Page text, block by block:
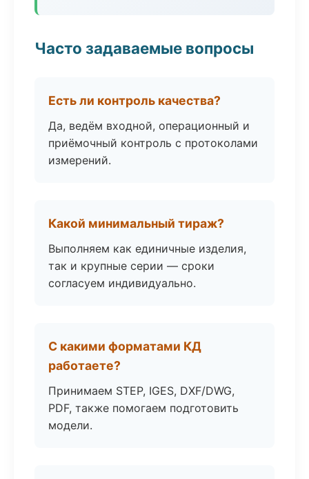
Часто задаваемые вопросы
Есть ли контроль качества?
Да, ведём входной, операционный и
приёмочный контроль с протоколами
измерений.
Какой минимальный тираж?
Выполняем как единичные изделия,
так и крупные серии — сроки
согласуем индивидуально.
С какими форматами КД
работаете?
Принимаем STEP, IGES, DXF/DWG,
PDF, также помогаем подготовить
модели.